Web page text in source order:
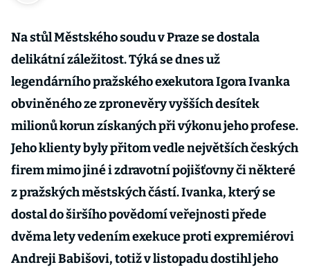
Na stůl Městského soudu v Praze se dostala
delikátní záležitost. Týká se dnes už
legendárního pražského exekutora Igora Ivanka
obviněného ze zpronevěry vyšších desítek
milionů korun získaných při výkonu jeho profese.
Jeho klienty byly přitom vedle největších českých
firem mimo jiné i zdravotní pojišťovny či některé
z pražských městských částí. Ivanka, který se
dostal do širšího povědomí veřejnosti přede
dvěma lety vedením exekuce proti expremiérovi
Andreji Babišovi, totiž v listopadu dostihl jeho